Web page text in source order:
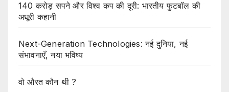
140 करोड़ सपने और विश्व कप की दूरी: भारतीय फुटबॉल की
अधूरी कहानी
Next-Generation Technologies: नई दुनिया, नई
संभावनाएँ, नया भविष्य
वो औरत कौन थी ?